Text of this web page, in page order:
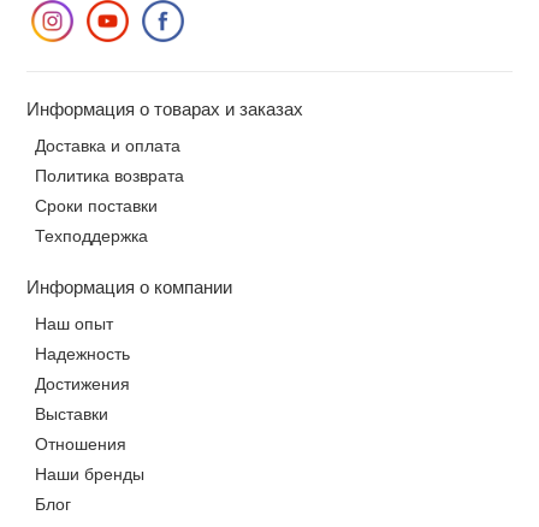
Информация о товарах и заказах
Доставка и оплата
Политика возврата
Сроки поставки
Техподдержка
Информация о компании
Наш опыт
Надежность
Достижения
Выставки
Отношения
Наши бренды
Блог